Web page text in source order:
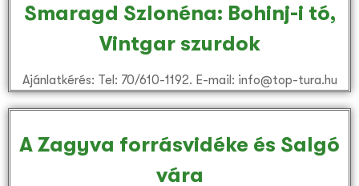
Smaragd Szlonéna: Bohinj-i tó,
Vintgar szurdok
Ajánlatkérés: Tel: 70/610-1192. E-mail: info@top-tura.hu
A Zagyva forrásvidéke és Salgó
vára